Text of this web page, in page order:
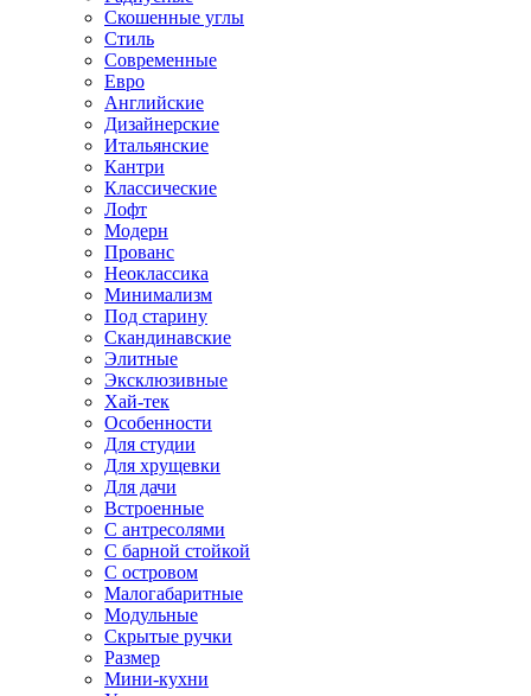
Скошенные углы
Стиль
Современные
Евро
Английские
Дизайнерские
Итальянские
Кантри
Классические
Лофт
Модерн
Прованс
Неоклассика
Минимализм
Под старину
Скандинавские
Элитные
Эксклюзивные
Хай-тек
Особенности
Для студии
Для хрущевки
Для дачи
Встроенные
С антресолями
С барной стойкой
С островом
Малогабаритные
Модульные
Скрытые ручки
Размер
Мини-кухни